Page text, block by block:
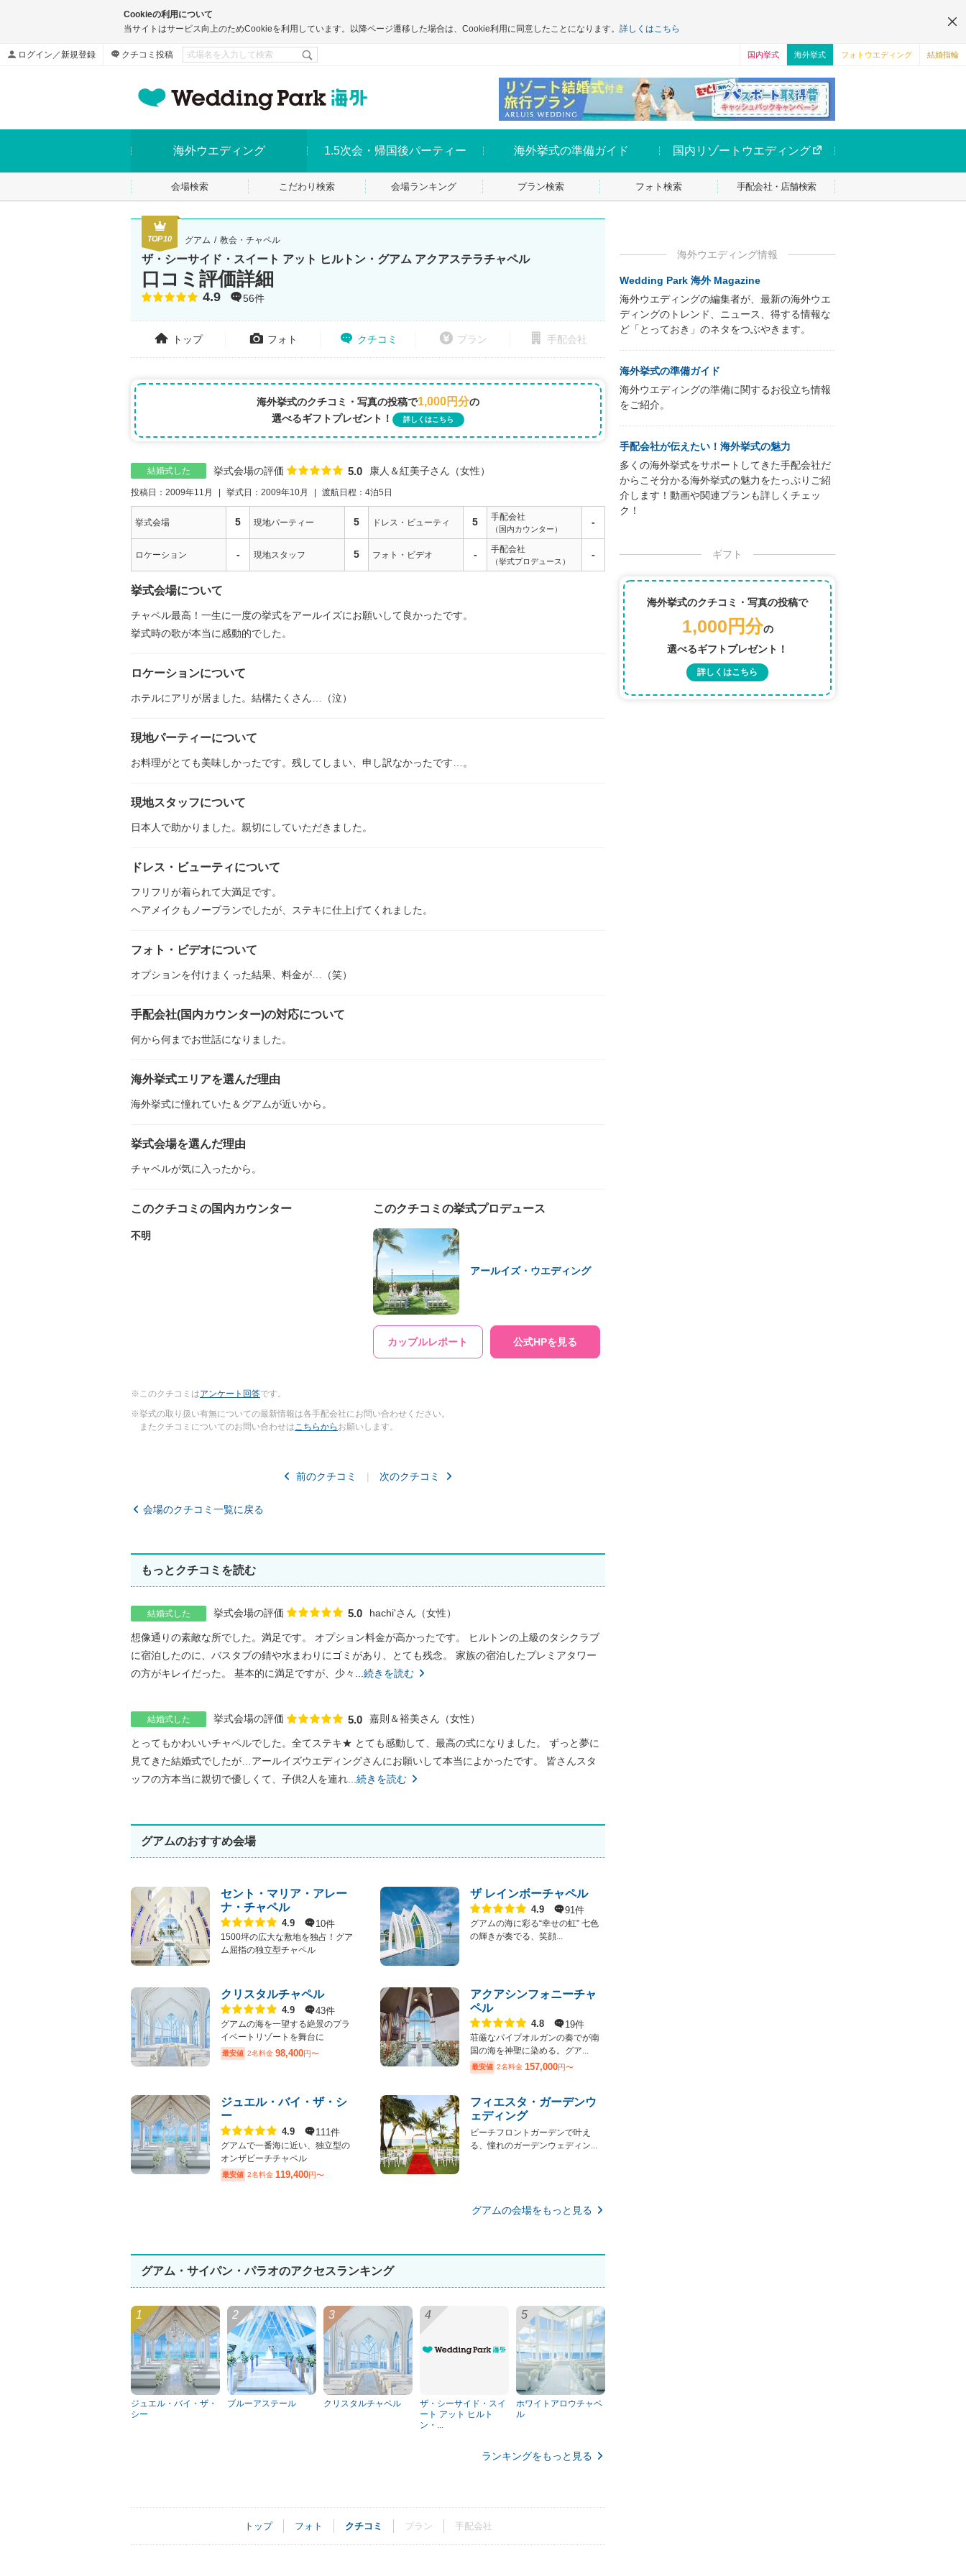
Cookieの利用について
当サイトはサービス向上のためCookieを利用しています。以降ページ遷移した場合は、Cookie利用に同意したことになります。 詳しくはこちら
ログイン／新規登録 クチコミ投稿 国内挙式 海外挙式 フォトウエディング 結婚指輪
海外ウエディング 1.5次会・帰国後パーティー 海外挙式の準備ガイド 国内リゾートウエディング
会場検索 こだわり検索 会場ランキング プラン検索 フォト検索 手配会社・店舗検索
TOP10 グアム 教会・チャペル
ザ・シーサイド・スイート アット ヒルトン・グアム アクアステラチャペル
口コミ評価詳細
点数
4.9 56件
トップ フォト クチコミ プラン 手配会社
海外挙式のクチコミ・写真の投稿で1,000円分の
選べるギフトプレゼント！
詳しくはこちら
結婚式した 挙式会場の評価 点数
5.0 康人＆紅美子さん 女性
投稿日：2009年11月 挙式日：2009年10月 渡航日程：4泊5日
挙式会場 5 現地パーティー 5 ドレス・ビューティ 5 手配会社
（国内カウンター）
-
ロケーション - 現地スタッフ 5 フォト・ビデオ - 手配会社
（挙式プロデュース）
-
挙式会場について
チャペル最高！一生に一度の挙式をアールイズにお願いして良かったです。
挙式時の歌が本当に感動的でした。
ロケーションについて
ホテルにアリが居ました。結構たくさん…（泣）
現地パーティーについて
お料理がとても美味しかったです。残してしまい、申し訳なかったです…。
現地スタッフについて
日本人で助かりました。親切にしていただきました。
ドレス・ビューティについて
フリフリが着られて大満足です。
ヘアメイクもノープランでしたが、ステキに仕上げてくれました。
フォト・ビデオについて
オプションを付けまくった結果、料金が…（笑）
手配会社(国内カウンター)の対応について
何から何までお世話になりました。
海外挙式エリアを選んだ理由
海外挙式に憧れていた＆グアムが近いから。
挙式会場を選んだ理由
チャペルが気に入ったから。
このクチコミの国内カウンター
不明
このクチコミの挙式プロデュース
アールイズ・ウエディング
カップルレポート 公式HPを見る
※このクチコミはアンケート回答です。
※挙式の取り扱い有無についての最新情報は各手配会社にお問い合わせください。
またクチコミについてのお問い合わせはこちらから お願いします。
前のクチコミ 次のクチコミ
会場のクチコミ一覧に戻る
もっとクチコミを読む
結婚式した 挙式会場の評価 点数
5.0 hachi'さん 女性
想像通りの素敵な所でした。満足です。 オプション料金が高かったです。 ヒルトンの上級のタシクラブ
に宿泊したのに、バスタブの錆や水まわりにゴミがあり、とても残念。 家族の宿泊したプレミアタワー
の方がキレイだった。 基本的に満足ですが、少々... 続きを読む
結婚式した 挙式会場の評価 点数
5.0 嘉則＆裕美さん 女性
とってもかわいいチャペルでした。全てステキ★ とても感動して、最高の式になりました。 ずっと夢に
見てきた結婚式でしたが…アールイズウエディングさんにお願いして本当によかったです。 皆さんスタ
ッフの方本当に親切で優しくて、子供2人を連れ... 続きを読む
グアムのおすすめ会場
セント・マリア・アレー
ナ・チャペル
点数
4.9 10件
1500坪の広大な敷地を独占！グア
ム屈指の独立型チャペル
ザ レインボーチャペル
点数
4.9 91件
グアムの海に彩る“幸せの虹” 七色
の輝きが奏でる、笑顔...
クリスタルチャペル
点数
4.9 43件
グアムの海を一望する絶景のプラ
イベートリゾートを舞台に
最安値 2名料金 98,400円〜
アクアシンフォニーチャ
ペル
点数
4.8 19件
荘厳なパイプオルガンの奏でが南
国の海を神聖に染める。グア...
最安値 2名料金 157,000円〜
ジュエル・バイ・ザ・シ
ー
点数
4.9 111件
グアムで一番海に近い、独立型の
オンザビーチチャペル
最安値 2名料金 119,400円〜
フィエスタ・ガーデンウ
ェディング
ビーチフロントガーデンで叶え
る、憧れのガーデンウェディン...
グアムの会場をもっと見る
グアム・サイパン・パラオのアクセスランキング
ジュエル・バイ・ザ・
シー
ブルーアステール クリスタルチャペル
ザ・シーサイド・スイ
ート アット ヒルト
ン・...
ホワイトアロウチャペ
ル
ランキングをもっと見る
トップ フォト クチコミ プラン 手配会社
海外ウエディング情報
Wedding Park 海外 Magazine
海外ウエディングの編集者が、最新の海外ウエ
ディングのトレンド、ニュース、得する情報な
ど「とっておき」のネタをつぶやきます。
海外挙式の準備ガイド
海外ウエディングの準備に関するお役立ち情報
をご紹介。
手配会社が伝えたい！海外挙式の魅力
多くの海外挙式をサポートしてきた手配会社だ
からこそ分かる海外挙式の魅力をたっぷりご紹
介します！動画や関連プランも詳しくチェッ
ク！
ギフト
海外挙式のクチコミ・写真の投稿で
1,000円分の
選べるギフトプレゼント！
詳しくはこちら